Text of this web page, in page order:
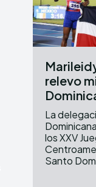
relevo
La
los XXV
Santo